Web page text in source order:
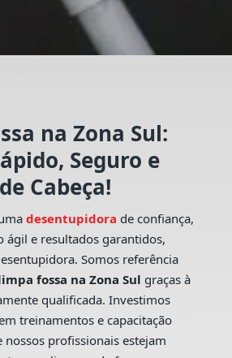
na Zona Sul:
Seguro e
Cabeça!
desentupidora de confiança,
ágil e resultados garantidos,
Somos referência
fossa na Zona Sul graças à
qualificada. Investimos
treinamentos e capacitação
nossos profissionais estejam